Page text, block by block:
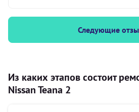
Следующие
Из каких этапов состоит
Nissan Teana 2